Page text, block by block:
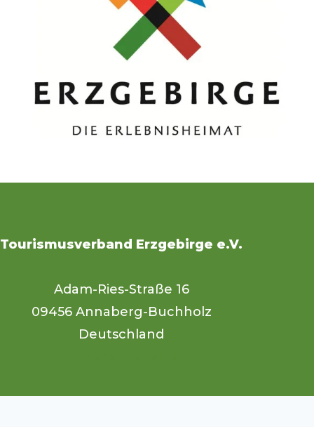
Tourismusverband Erzgebirge e.V.
Adam-Ries-Straße 16
09456 Annaberg-Buchholz
Deutschland